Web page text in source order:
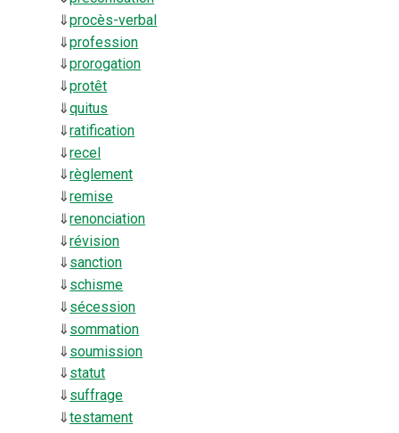
⇓procès-verbal
⇓profession
⇓prorogation
⇓protêt
⇓quitus
⇓ratification
⇓recel
⇓règlement
⇓remise
⇓renonciation
⇓révision
⇓ sanction
⇓ schisme
⇓ sécession
⇓ sommation
⇓ soumission
⇓ statut
⇓ suffrage
⇓testament